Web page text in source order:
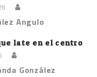
Angulo
late en el centro
González